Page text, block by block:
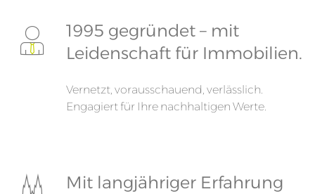
1995 gegründet – mit
Leidenschaft für Immobilien.
Vernetzt, vorausschauend, verlässlich.
Engagiert für Ihre nachhaltigen Werte.
Mit langjähriger Erfahrung